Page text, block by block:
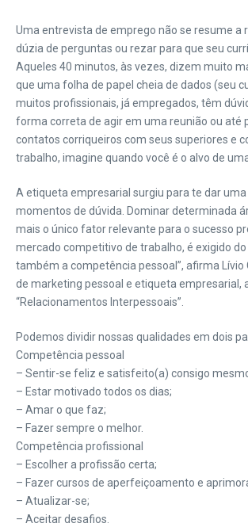
Uma entrevista de emprego não se resume a
dúzia de perguntas ou rezar para que seu
Aqueles 40 minutos, às vezes, dizem muito
que uma folha de papel cheia de dados (seu
muitos profissionais, já empregados, têm
forma correta de agir em uma reunião ou até
contatos corriqueiros com seus superiores e
trabalho, imagine quando você é o alvo de
A etiqueta empresarial surgiu para te dar
momentos de dúvida. Dominar determinada
mais o único fator relevante para o sucesso
mercado competitivo de trabalho, é exigido do
também a competência pessoal”, afirma Lívio
de marketing pessoal e etiqueta empresarial,
“Relacionamentos Interpessoais”.
Podemos dividir nossas qualidades em dois
Competência pessoal
– Sentir-se feliz e satisfeito(a) consigo
– Estar motivado todos os dias;
– Amar o que faz;
– Fazer sempre o melhor.
Competência profissional
– Escolher a profissão certa;
– Fazer cursos de aperfeiçoamento e
– Atualizar-se;
– Aceitar desafios.